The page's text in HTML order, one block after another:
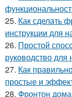
25. Как сделать
инструкции для
26. Простой
руководство
27. Как
простые и
28. Фронтон